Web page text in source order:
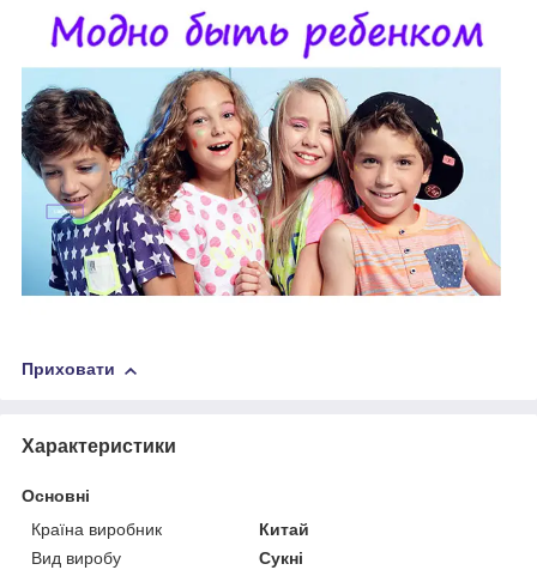
Приховати
Характеристики
Основні
Країна виробник
Китай
Вид виробу
Сукні